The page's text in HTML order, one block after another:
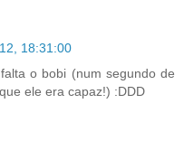
18:31:00
o bobi (num segundo de
ele era capaz!) :DDD